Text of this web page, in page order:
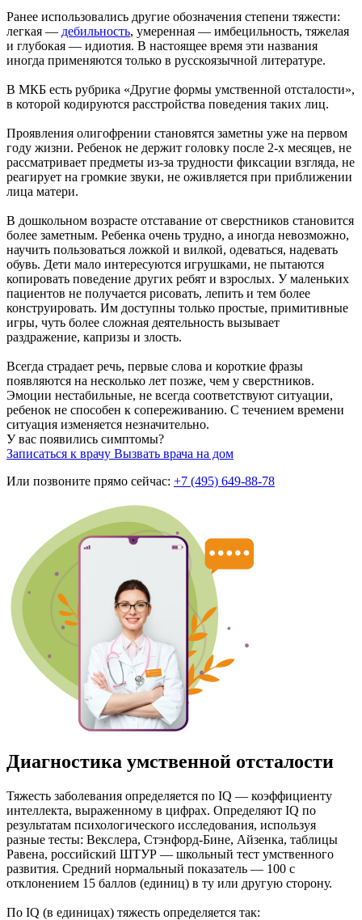
Ранее использовались другие обозначения степени тяжести:
легкая — дебильность, умеренная — имбецильность, тяжелая
и глубокая — идиотия. В настоящее время эти названия
иногда применяются только в русскоязычной литературе.
В МКБ есть рубрика «Другие формы умственной отсталости»,
в которой кодируются расстройства поведения таких лиц.
Проявления олигофрении становятся заметны уже на первом
году жизни. Ребенок не держит головку после 2-х месяцев, не
рассматривает предметы из-за трудности фиксации взгляда, не
реагирует на громкие звуки, не оживляется при приближении
лица матери.
В дошкольном возрасте отставание от сверстников становится
более заметным. Ребенка очень трудно, а иногда невозможно,
научить пользоваться ложкой и вилкой, одеваться, надевать
обувь. Дети мало интересуются игрушками, не пытаются
копировать поведение других ребят и взрослых. У маленьких
пациентов не получается рисовать, лепить и тем более
конструировать. Им доступны только простые, примитивные
игры, чуть более сложная деятельность вызывает
раздражение, капризы и злость.
Всегда страдает речь, первые слова и короткие фразы
появляются на несколько лет позже, чем у сверстников.
Эмоции нестабильные, не всегда соответствуют ситуации,
ребенок не способен к сопереживанию. С течением времени
ситуация изменяется незначительно.
У вас появились симптомы?
Записаться к врачу Вызвать врача на дом
Или позвоните прямо сейчас: +7 (495) 649-88-78
Диагностика умственной отсталости
Тяжесть заболевания определяется по IQ — коэффициенту
интеллекта, выраженному в цифрах. Определяют IQ по
результатам психологического исследования, используя
разные тесты: Векслера, Стэнфорд-Бине, Айзенка, таблицы
Равена, российский ШТУР — школьный тест умственного
развития. Средний нормальный показатель — 100 с
отклонением 15 баллов (единиц) в ту или другую сторону.
По IQ (в единицах) тяжесть определяется так: